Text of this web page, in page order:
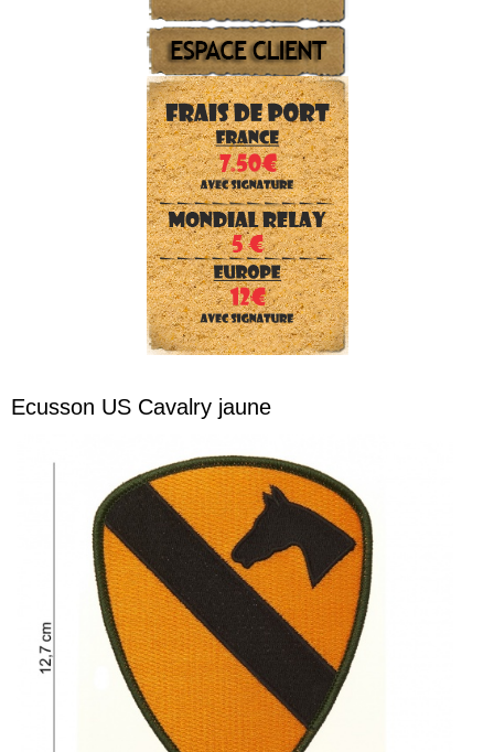
Ecusson US Cavalry jaune